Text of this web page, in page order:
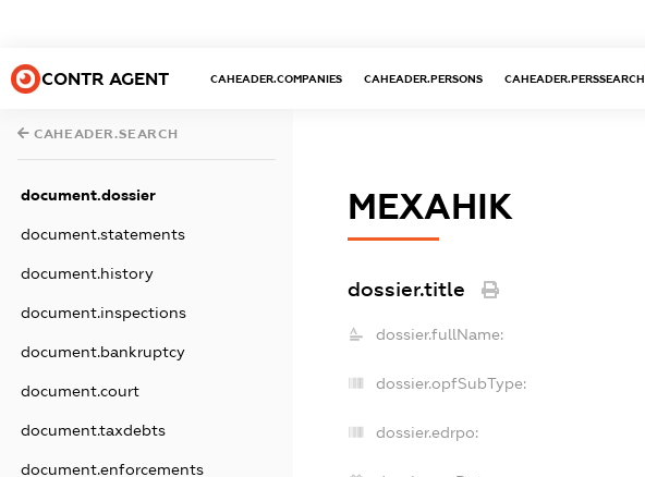
CONTR AGENT CAHEADER.COMPANIES CAHEADER.PERSONS CAHEADER.PERSSEARCH
CAHEADER.SEARCH
document.dossier
document.statements
document.history
document.inspections
document.bankruptcy
document.court
document.taxdebts
document.enforcements
МЕХАНІК
dossier.title
dossier.fullName:
dossier.opfSubType:
dossier.edrpo: